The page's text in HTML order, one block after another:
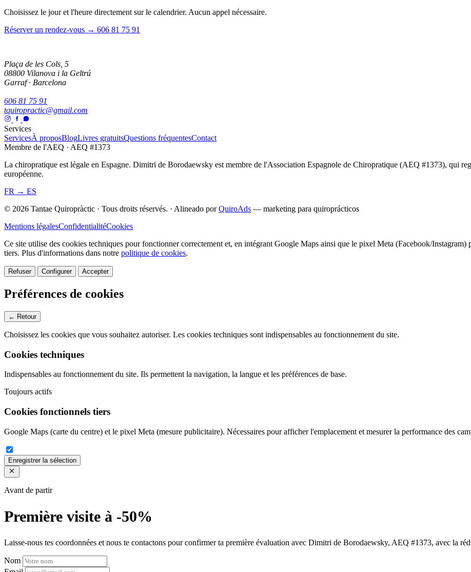
Choisissez le jour et l'heure directement sur le calendrier. Aucun appel nécessaire.
Réserver un rendez-vous → 606 81 75 91
Plaça de les Cols, 5
08800 Vilanova i la Geltrú
Garraf · Barcelona
606 81 75 91
tquiropractic@gmail.com
Services
ServicesÀ proposBlogLivres gratuitsQuestions fréquentesContact
Membre de l'AEQ · AEQ #1373
La chiropratique est légale en Espagne. Dimitri de Borodaewsky est membre de l'Association Espagnole de Chiropratique (AEQ #1373), qui
européenne.
FR → ES
© 2026 Tantae Quiropràctic · Tous droits réservés. · Alineado porQuiroAds — marketing para quiroprácticos
Mentions légalesConfidentialitéCookies
Ce site utilise des cookies techniques pour fonctionner correctement et, en intégrant Google Maps ainsi que le pixel Meta (Facebook/
tiers. Plus d'informations dans notre politique de cookies.
Refuser Configurer Accepter
Préférences de cookies
← Retour
Choisissez les cookies que vous souhaitez autoriser. Les cookies techniques sont indispensables au fonctionnement du site.
Cookies techniques
Indispensables au fonctionnement du site. Ils permettent la navigation, la langue et les préférences de base.
Toujours actifs
Cookies fonctionnels tiers
Google Maps (carte du centre) et le pixel Meta (mesure publicitaire). Nécessaires pour afficher l'emplacement et mesurer la performance des
Enregistrer la sélection
Avant de partir
Première visite à -50%
Laisse-nous tes coordonnées et nous te contactons pour confirmer ta première évaluation avec Dimitri de Borodaewsky, AEQ #1373, avec la
Nom